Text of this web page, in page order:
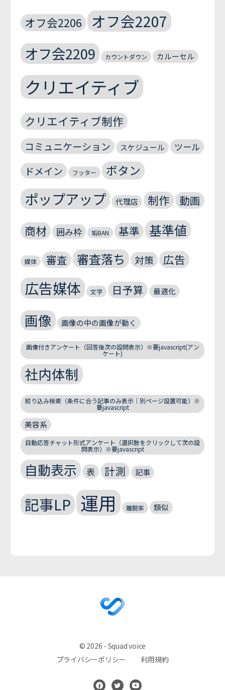
オフ会2206 オフ会2207
オフ会2209 カウントダウン カルーセル
クリエイティブ
クリエイティブ制作
コミュニケーション スケジュール ツール
ドメイン フッター ボタン
ポップアップ 代理店 制作 動画
商材 囲み枠 垢BAN 基準 基準値
媒体 審査 審査落ち 対策 広告
広告媒体 文字 日予算 最適化
画像 画像の中の画像が動く
画像付きアンケート（回答後次の設問表示）※要javascript(アン
ケート)
社内体制
絞り込み検索（条件に合う記事のみ表示｜別ページ設置可能）※
要javascript
美容系
自動応答チャット形式アンケート（選択肢をクリックして次の設
問表示）※要javascript
自動表示 表 計測 記事
記事LP 運用 離脱率 類似
© 2026 - Squad voice
プライバシーポリシー
利用規約